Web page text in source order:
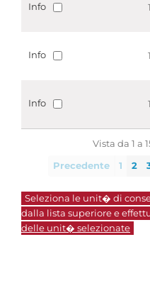
Info
Info
Info
Vista da 1 a
Precedente 1 2
Seleziona le unit� di
dalla lista superiore e
delle unit� selezionate